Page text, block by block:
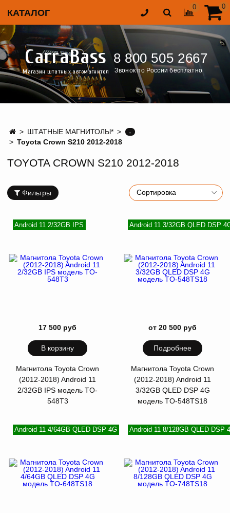
КАТАЛОГ
0 0
CarraBass
Магазин штатных автомагнитол
8 800 505 2667
Звонок по России бесплатно
ШТАТНЫЕ МАГНИТОЛЫ*
-
Toyota Crown S210 2012-2018
TOYOTA CROWN S210 2012-2018
Фильтры
Android 11 2/32GB IPS
17 500 руб
В корзину
Магнитола Toyota Crown
(2012-2018) Android 11
2/32GB IPS модель TO-
548T3
Android 11 3/32GB QLED DSP
от 20 500 руб
Подробнее
Магнитола Toyota Crown
(2012-2018) Android 11
3/32GB QLED DSP 4G
модель TO-548TS18
Android 11 4/64GB QLED DSP 4G Android 11 8/128GB QLED DSP